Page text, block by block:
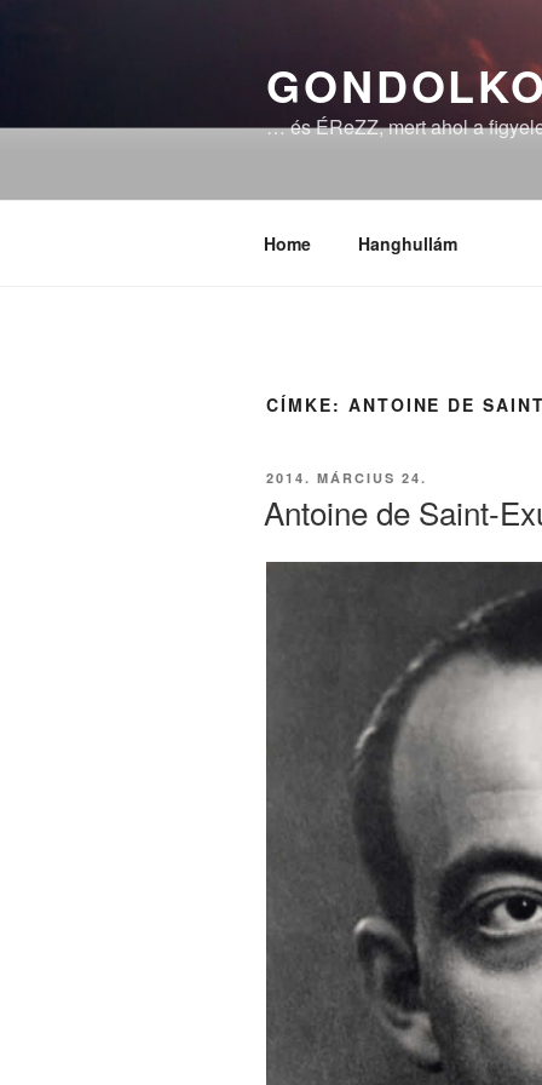
… és ÉReZZ, mert ahol a
Home Hanghullám
CÍMKE: ANTOINE DE
BEKÜLDVE:
2014. MÁRCIUS 24.
Antoine de Saint-